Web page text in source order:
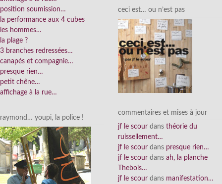
position soumission…
la performance aux 4 cubes
les hommes…
la plage ?
3 branches redressées…
canapés et compagnie…
presque rien…
petit chêne…
affichage à la rue…
raymond… youpi, la police !
ceci est… ou n’est pas
commentaires et mises à jour
jf le scour dans théorie du
ruissellement…
jf le scour dans presque rien…
jf le scour dans ah, la planche
Thebois…
jf le scour dans manifestation…